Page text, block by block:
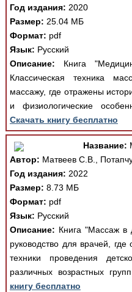
Год издания: 2020
Размер: 25.04 МБ
Формат: pdf
Язык: Русский
Описание: Книга
Классическая техника
массажу, где отражены
и физиологические
Скачать книгу бесплатно
Название:
Автор: Матвеев С.В.,
Год издания: 2022
Размер: 8.73 МБ
Формат: pdf
Язык: Русский
Описание: Книга "Массаж в
руководство для врачей,
техники проведения
различных возрастных
книгу бесплатно